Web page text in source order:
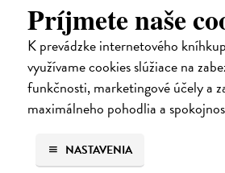
Príjmete naše
K prevádzke internetového
využívame cookies slúžiace na
funkčnosti, marketingové účely a
maximálneho pohodlia a
NASTAVENIA
Estetická teorie
Adorno Theodor W.| Kniha
Adorno, který vystupoval proti
zde podává v podstatě úplný a
Zasielame do 14 dní